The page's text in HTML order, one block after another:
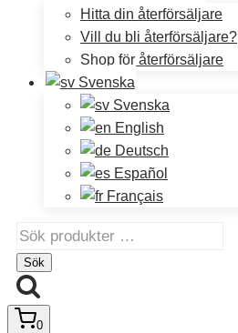
Hitta din återförsäljare
Vill du bli återförsäljare?
Shop för återförsäljare
Svenska
Svenska
English
Deutsch
Español
Français
Sök
efter:
Sök
0